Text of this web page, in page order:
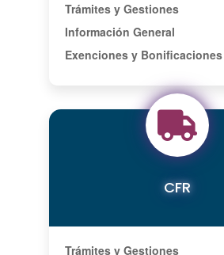
Trámites y Gestiones
Información General
Exenciones y Bonificaciones
CFR
Trámites y Gestiones